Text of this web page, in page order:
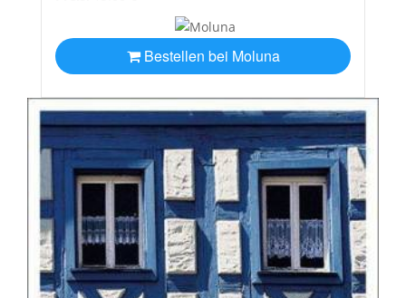
Bestellen bei Moluna